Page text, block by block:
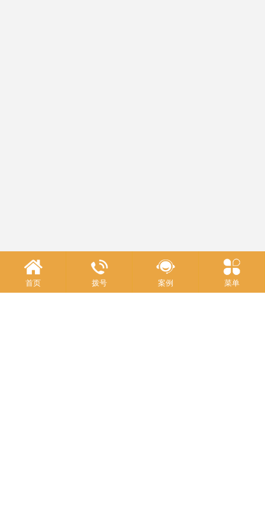
首页 拨号 案例 菜单